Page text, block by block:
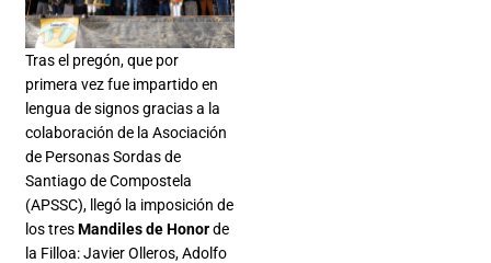
Tras el pregón, que por
primera vez fue impartido en
lengua de signos gracias a la
colaboración de la Asociación
de Personas Sordas de
Santiago de Compostela
(APSSC), llegó la imposición de
los tresMandiles de Honorde
la Filloa: Javier Olleros, Adolfo